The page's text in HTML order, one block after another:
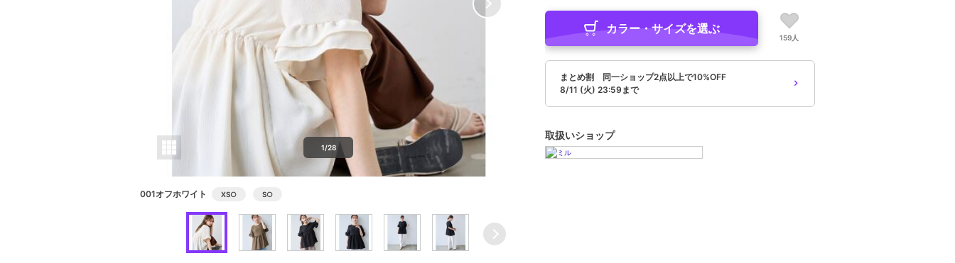
1/28
001オフホワイト XS○ S○
カラー・サイズを選ぶ
159人
まとめ割 同一ショップ2点以上で10%OFF
8/11 (火) 23:59まで
取扱いショップ